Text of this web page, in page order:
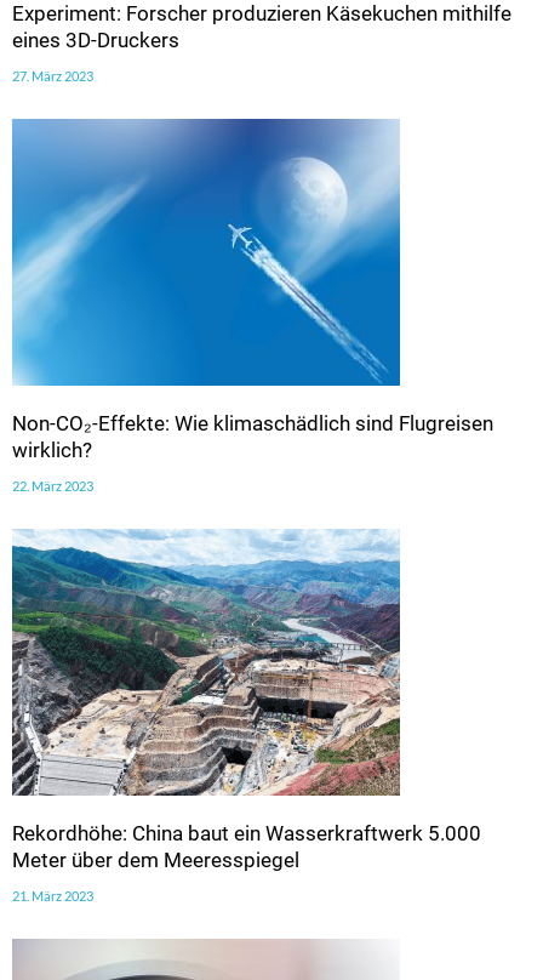
Experiment: Forscher produzieren Käsekuchen mithilfe
eines 3D-Druckers
27. März 2023
Non-CO₂-Effekte: Wie klimaschädlich sind Flugreisen
wirklich?
22. März 2023
Rekordhöhe: China baut ein Wasserkraftwerk 5.000
Meter über dem Meeresspiegel
21. März 2023